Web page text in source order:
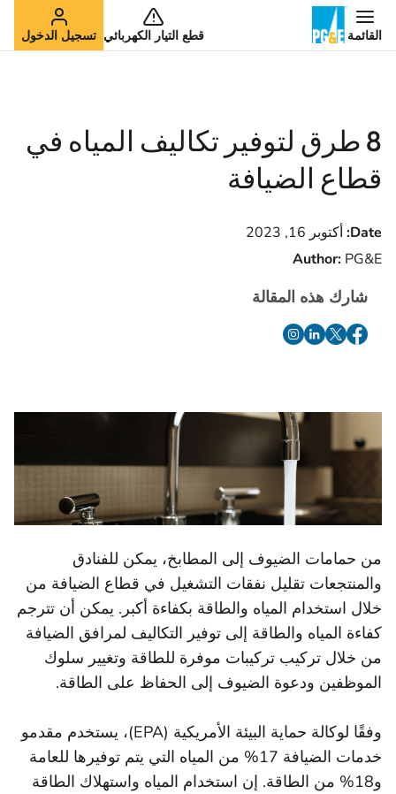
القائمة قطع التيار الكهربائي تسجيل الدخول
8 طرق لتوفير تكاليف المياه في
قطاع الضيافة
Date: أكتوبر 16, 2023
Author: PG&E
شارك هذه المقالة
من حمامات الضيوف إلى المطابخ، يمكن للفنادق
والمنتجعات تقليل نفقات التشغيل في قطاع الضيافة من
خلال استخدام المياه والطاقة بكفاءة أكبر. يمكن أن تترجم
كفاءة المياه والطاقة إلى توفير التكاليف لمرافق الضيافة
من خلال تركيب تركيبات موفرة للطاقة وتغيير سلوك
الموظفين ودعوة الضيوف إلى الحفاظ على الطاقة.
وفقًا لوكالة حماية البيئة الأمريكية (EPA)، يستخدم مقدمو
خدمات الضيافة 17% من المياه التي يتم توفيرها للعامة
و18% من الطاقة. إن استخدام المياه واستهلاك الطاقة